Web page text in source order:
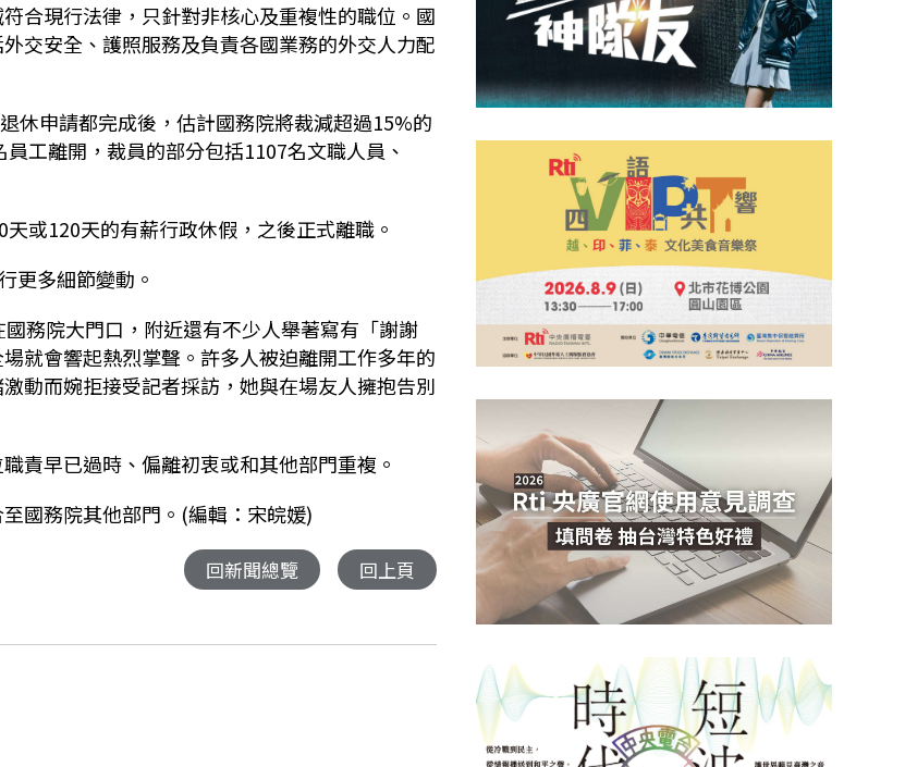
合現行法律，只針對非核心及重複性的職位。國
交安全、護照服務及負責各國業務的外交人力配
休申請都完成後，估計國務院將裁減超過15%的
工離開，裁員的部分包括1107名文職人員、
或120天的有薪行政休假，之後正式離職。
更多細節變動。
務院大門口，附近還有不少人舉著寫有「謝謝
就會響起熱烈掌聲。許多人被迫離開工作多年的
動而婉拒接受記者採訪，她與在場友人擁抱告別
責早已過時、偏離初衷或和其他部門重複。
國務院其他部門。(編輯：宋皖媛)
回新聞總覽 回上頁